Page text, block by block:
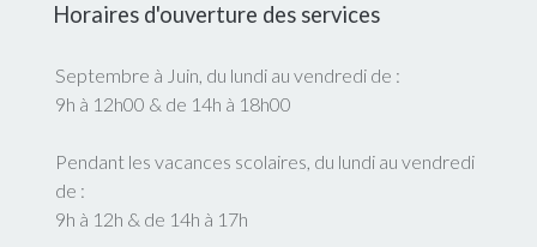
Horaires d'ouverture des services
Septembre à Juin, du lundi au vendredi de :
9h à 12h00 & de 14h à 18h00
Pendant les vacances scolaires, du lundi au vendredi
de :
9h à 12h & de 14h à 17h